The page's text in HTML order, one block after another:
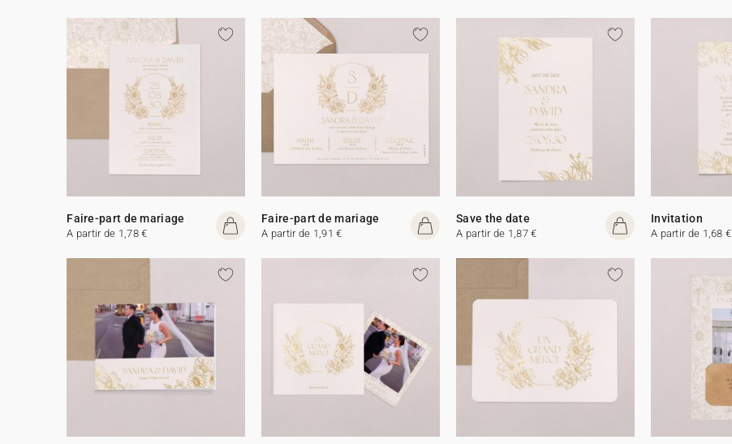
Faire-part de mariage
A partir de 1,78 €
Faire-part de mariage
A partir de 1,91 €
Save the date
A partir de 1,87 €
Invitation
A partir de 1,68 €